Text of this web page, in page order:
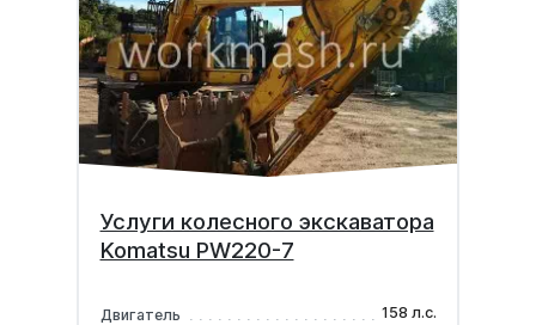
Услуги колесного экскаватора
Komatsu PW220-7
Двигатель
158 л.с.